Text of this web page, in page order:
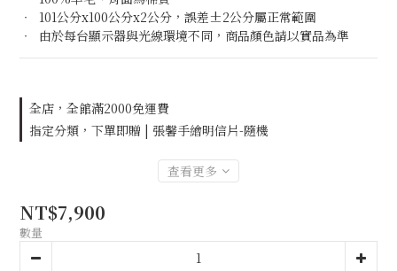
‧  101公分x100公分x2公分，誤差±2公分屬正常範圍
‧  由於每台顯示器與光線環境不同，商品顏色請以實品為準
全店，全館滿2000免運費
指定分類，下單即贈 | 張馨手繪明信片-隨機
查看更多
NT$7,900
數量